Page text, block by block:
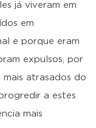
já viveram em
em
e porque eram
expulsos, por
atrasados do
a estes
mais